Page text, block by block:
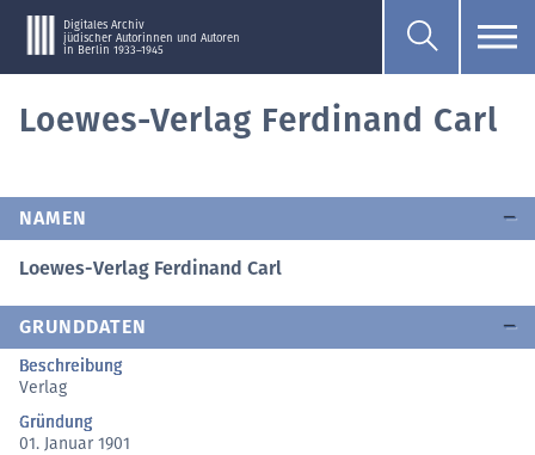
Digitales Archiv
jüdischer Autorinnen und Autoren
in Berlin 1933–1945
Loewes-Verlag Ferdinand Carl
NAMEN
Loewes-Verlag Ferdinand Carl
GRUNDDATEN
Beschreibung
Verlag
Gründung
01. Januar 1901